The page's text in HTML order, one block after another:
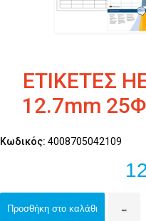
ΕΤΙΚΕΤΕΣ
12.7mm
Κωδικός: 4008705042109
Προσθήκη στο καλάθι -